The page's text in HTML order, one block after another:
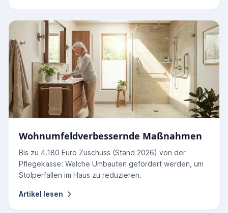
Wohnumfeldverbessernde Maßnahmen
Bis zu 4.180 Euro Zuschuss (Stand 2026) von der
Pflegekasse: Welche Umbauten gefördert werden, um
Stolperfallen im Haus zu reduzieren.
Artikel lesen